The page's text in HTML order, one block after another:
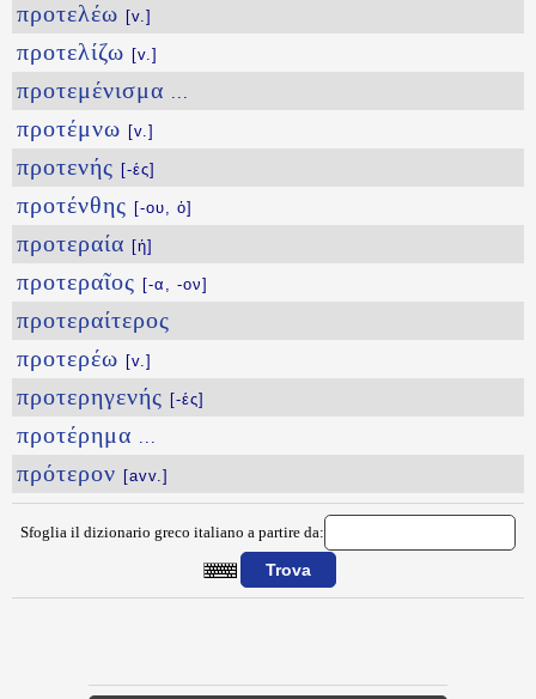
προτελέω [v.]
προτελίζω [v.]
προτεμένισμα ...
προτέμνω [v.]
προτενής [-ές]
προτένθης [-ου, ὁ]
προτεραία [ἡ]
προτεραῖος [-α, -ον]
προτεραίτερος
προτερέω [v.]
προτερηγενής [-ές]
προτέρημα ...
πρότερον [avv.]
Sfoglia il dizionario greco italiano a partire da: